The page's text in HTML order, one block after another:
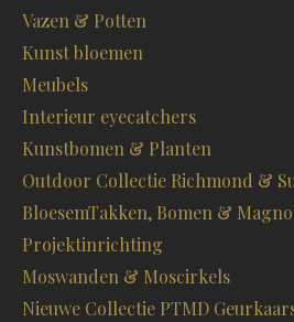
Vazen & Potten
Kunst bloemen
Meubels
Interieur eyecatchers
Kunstbomen & Planten
Outdoor Collectie Richmond &
BloesemTakken, Bomen &
Projektinrichting
Moswanden & Moscirkels
Nieuwe Collectie PTMD